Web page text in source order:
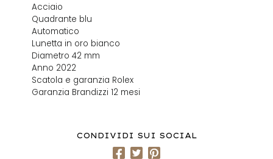
Acciaio
Quadrante blu
Automatico
Lunetta in oro bianco
Diametro 42 mm
Anno 2022
Scatola e garanzia Rolex
Garanzia Brandizzi 12 mesi
CONDIVIDI SUI SOCIAL